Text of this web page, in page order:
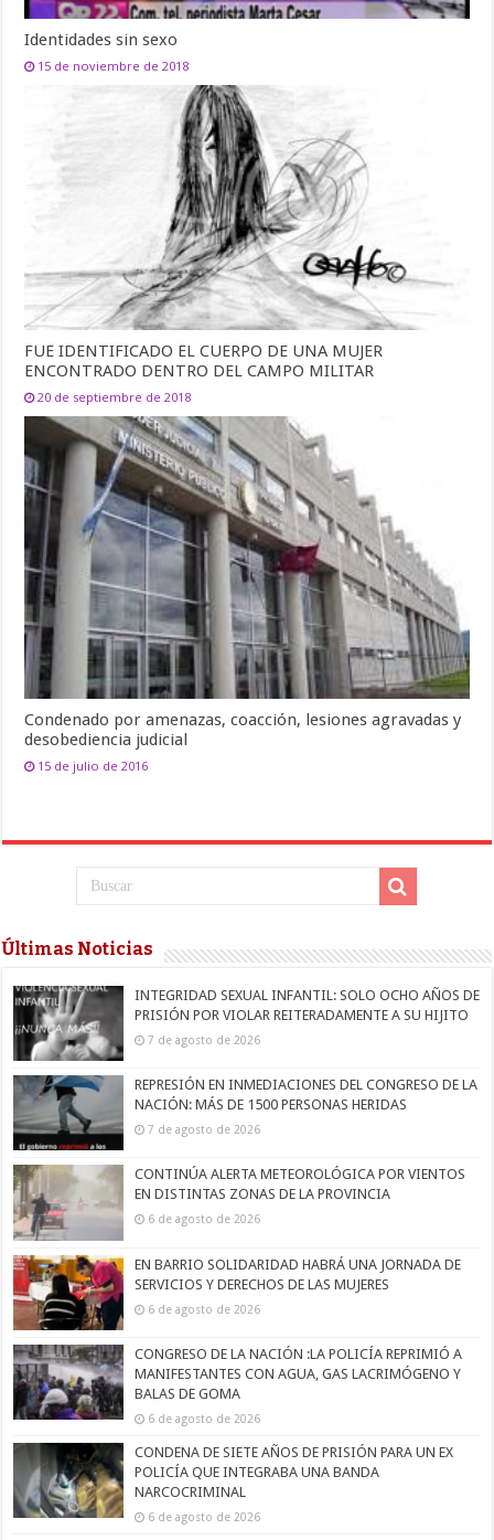
Identidades sin sexo
15 de noviembre de 2018
FUE IDENTIFICADO EL CUERPO DE UNA MUJER
ENCONTRADO DENTRO DEL CAMPO MILITAR
20 de septiembre de 2018
Condenado por amenazas, coacción, lesiones agravadas y
desobediencia judicial
15 de julio de 2016
Últimas Noticias
INTEGRIDAD SEXUAL INFANTIL: SOLO OCHO AÑOS DE
PRISIÓN POR VIOLAR REITERADAMENTE A SU HIJITO
7 de agosto de 2026
REPRESIÓN EN INMEDIACIONES DEL CONGRESO DE LA
NACIÓN: MÁS DE 1500 PERSONAS HERIDAS
7 de agosto de 2026
CONTINÚA ALERTA METEOROLÓGICA POR VIENTOS
EN DISTINTAS ZONAS DE LA PROVINCIA
6 de agosto de 2026
EN BARRIO SOLIDARIDAD HABRÁ UNA JORNADA DE
SERVICIOS Y DERECHOS DE LAS MUJERES
6 de agosto de 2026
CONGRESO DE LA NACIÓN :LA POLICÍA REPRIMIÓ A
MANIFESTANTES CON AGUA, GAS LACRIMÓGENO Y
BALAS DE GOMA
6 de agosto de 2026
CONDENA DE SIETE AÑOS DE PRISIÓN PARA UN EX
POLICÍA QUE INTEGRABA UNA BANDA
NARCOCRIMINAL
6 de agosto de 2026